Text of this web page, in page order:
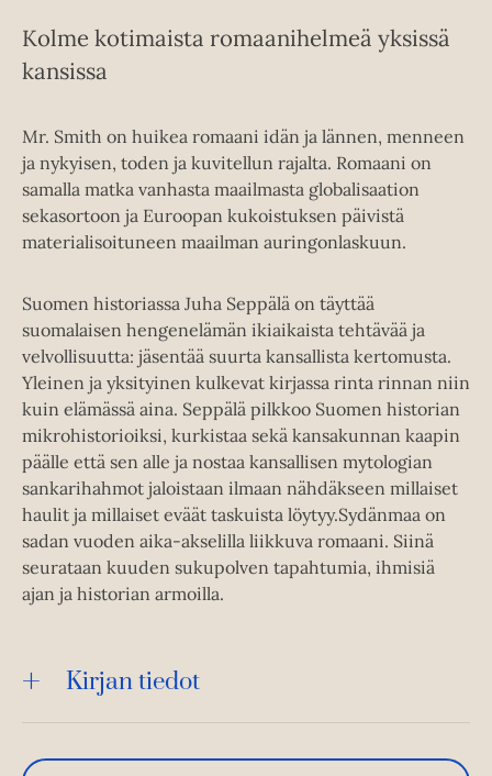
Kolme kotimaista romaanihelmeä yksissä
kansissa
Mr. Smith on huikea romaani idän ja lännen, menneen
ja nykyisen, toden ja kuvitellun rajalta. Romaani on
samalla matka vanhasta maailmasta globalisaation
sekasortoon ja Euroopan kukoistuksen päivistä
materialisoituneen maailman auringonlaskuun.
Suomen historiassa Juha Seppälä on täyttää
suomalaisen hengenelämän ikiaikaista tehtävää ja
velvollisuutta: jäsentää suurta kansallista kertomusta.
Yleinen ja yksityinen kulkevat kirjassa rinta rinnan niin
kuin elämässä aina. Seppälä pilkkoo Suomen historian
mikrohistorioiksi, kurkistaa sekä kansakunnan kaapin
päälle että sen alle ja nostaa kansallisen mytologian
sankarihahmot jaloistaan ilmaan nähdäkseen millaiset
haulit ja millaiset eväät taskuista löytyy.Sydänmaa on
sadan vuoden aika-akselilla liikkuva romaani. Siinä
seurataan kuuden sukupolven tapahtumia, ihmisiä
ajan ja historian armoilla.
Kirjan tiedot